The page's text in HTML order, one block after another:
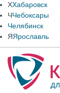
ХХабаровск
ЧЧебоксары
Челябинск
ЯЯрославль